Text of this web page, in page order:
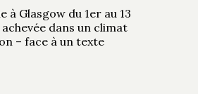
à Glasgow du 1er au 13
dans un climat
– face à un texte